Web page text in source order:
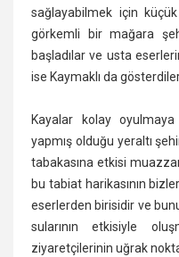
sağlayabilmek için
görkemli bir mağara
başladılar ve usta
ise Kaymaklı da
Kayalar kolay
yapmış olduğu yeraltı
tabakasına etkisi
bu tabiat harikasının
eserlerden birisidir ve
sularının etkisiyle
ziyaretçilerinin uğrak